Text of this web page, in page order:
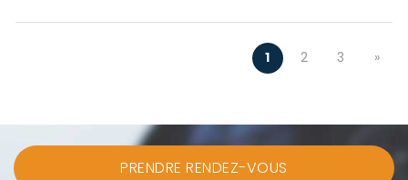
1 2 3 »
PRENDRE RENDEZ-VOUS